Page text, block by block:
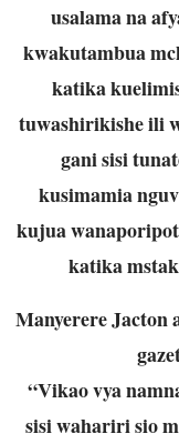
usalama na
kwakutambua
katika
tuwashirikishe ili
gani sisi
kusimamia
kujua
katika
Manyerere Jacton
“Vikao vya
sisi wahariri sio